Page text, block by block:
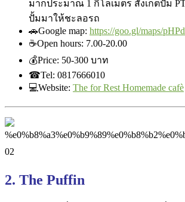
มากประมาณ 1 กิโลเมตร สังเกตปั้ม
ปั้มมาให้ชะลอรถ
🚗Google map: https://goo.gl/maps/
☕Open hours: 7.00-20.00
💰Price: ‎50-300 บาท
☎Tel: 0817666010
💻Website: The for Rest Homemade cafè
2. The Puffin